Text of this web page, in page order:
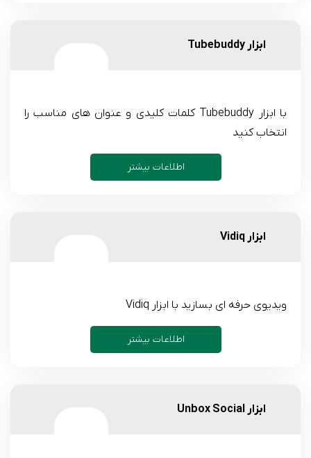
ابزار Tubebuddy
با ابزار Tubebuddy کلمات کلیدی و عنوان های مناسب را
انتخاب کنید
اطلاعات بیشتر
ابزار Vidiq
ویدیوی حرفه ای بسازید با ابزار Vidiq
اطلاعات بیشتر
ابزار Unbox Social